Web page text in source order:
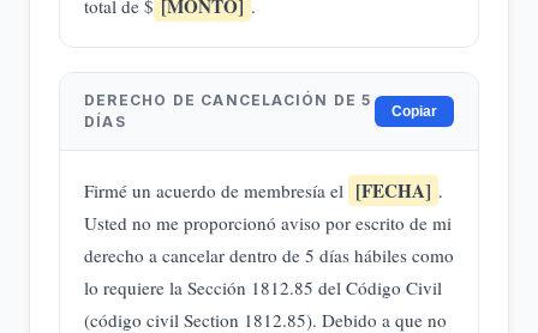
total de $ [MONTO] .
DERECHO DE CANCELACIÓN DE 5
DÍAS
Copiar
Firmé un acuerdo de membresía el [FECHA] .
Usted no me proporcionó aviso por escrito de mi
derecho a cancelar dentro de 5 días hábiles como
lo requiere la Sección 1812.85 del Código Civil
(código civil Section 1812.85). Debido a que no